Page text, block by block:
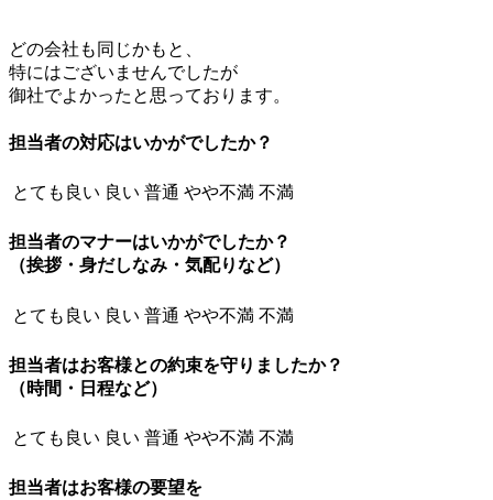
どの会社も同じかもと、
特にはございませんでしたが
御社でよかったと思っております。
担当者の対応はいかがでしたか？
とても良い 良い 普通 やや不満 不満
担当者のマナーはいかがでしたか？
（挨拶・身だしなみ・気配りなど）
とても良い 良い 普通 やや不満 不満
担当者はお客様との約束を守りましたか？
（時間・日程など）
とても良い 良い 普通 やや不満 不満
担当者はお客様の要望を